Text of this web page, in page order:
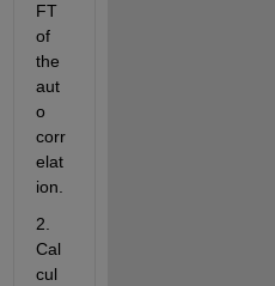
FT
of
the
aut
o
corr
elat
ion.
2.
Cal
cul